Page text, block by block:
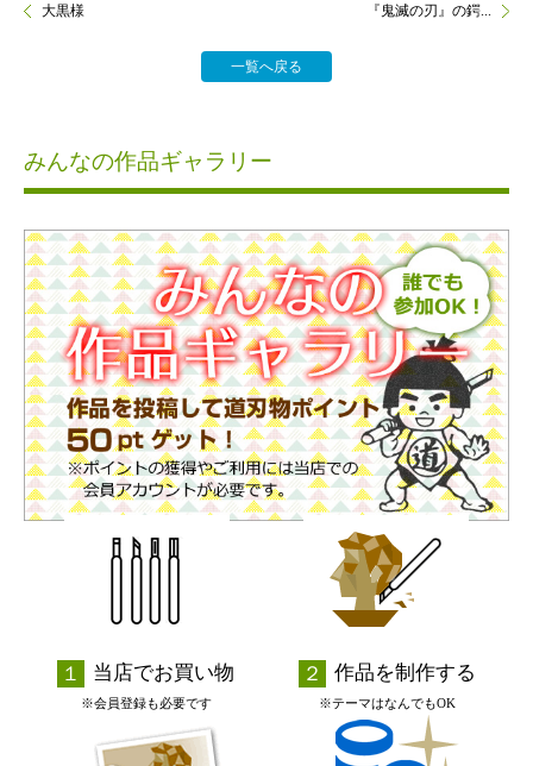
大黒様
一覧へ戻る
『鬼滅の刃』の鍔...
みんなの作品ギャラリー
当店でお買い物
※会員登録も必要です
作品を制作する
※テーマはなんでもOK